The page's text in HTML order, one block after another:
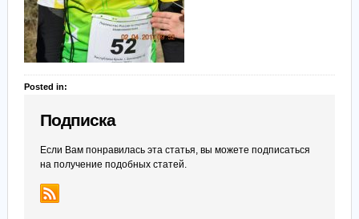
Posted in:
Подписка
Если Вам понравилась эта статья, вы можете подписаться
на получение подобных статей.